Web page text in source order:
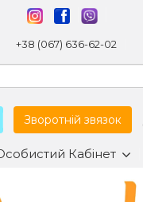
+38 (067) 636-62-02
Зворотній звязок
Кабінет